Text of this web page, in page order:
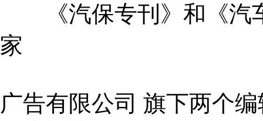
《汽保专刊》和《汽
家
广告有限公司 旗下两个